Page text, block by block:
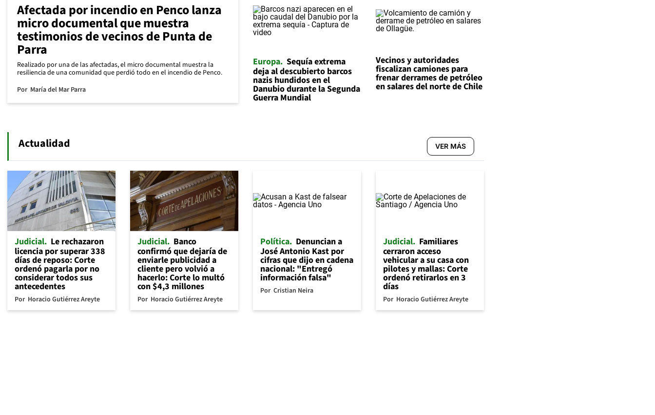
Afectada por incendio en Penco lanza
micro documental que muestra
testimonios de vecinos de Punta de
Parra
Realizado por una de las afectadas, el micro documental muestra la
resiliencia de una comunidad que perdió todo en el incendio de Penco.
Por María del Mar Parra
Europa Sequía extrema
deja al descubierto barcos
nazis hundidos en el
Danubio durante la Segunda
Guerra Mundial
Vecinos y autoridades
fiscalizan camiones para
frenar derrames de petróleo
en salares del norte de Chile
Actualidad VER MÁS
Judicial Le rechazaron
licencia por superar 338
días de reposo: Corte
ordenó pagarla por no
considerar todos sus
antecedentes
Por Horacio Gutiérrez Areyte
Judicial Banco
confirmó que dejaría de
enviarle publicidad a
cliente pero volvió a
hacerlo: Corte lo multó
con $4,3 millones
Por Horacio Gutiérrez Areyte
Política Denuncian a
José Antonio Kast por
cifras que dijo en cadena
nacional: "Entregó
información falsa"
Por Cristian Neira
Judicial Familiares
cerraron acceso
vehicular a su casa con
pilotes y mallas: Corte
ordenó retirarlos en 3
días
Por Horacio Gutiérrez Areyte